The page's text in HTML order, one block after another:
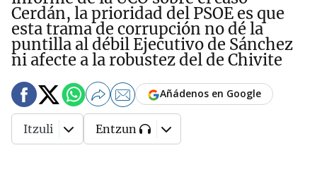
Cerdán, la prioridad del PSOE es que
esta trama de corrupción no dé la
puntilla al débil Ejecutivo de Sánchez
ni afecte a la robustez del de Chivite
Añádenos en Google
Itzuli Entzun